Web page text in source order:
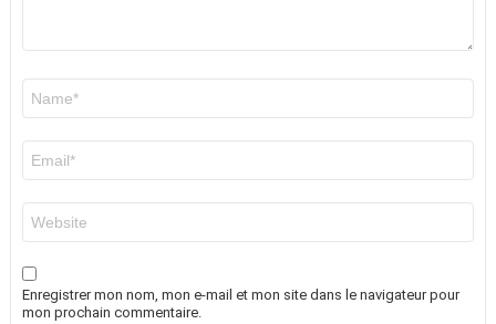
mail
*
web
Enregistrer mon nom, mon e-mail et mon site dans le navigateur pour
mon prochain commentaire.